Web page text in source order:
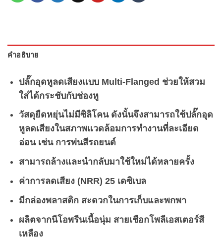
คำอธิบาย
ปลั๊กอุดหูลดเสียงแบบ Multi-Flanged ช่วยให้สวม
ใส่ได้กระชับกับช่องหู
วัสดุยืดหยุ่นไม่มีซิลิโคน ดังนั้นจึงสามารถใช้ปลั๊กอุด
หูลดเสียงในสภาพแวดล้อมการทำงานที่ละเอียด
อ่อน เช่น การพ่นสีรถยนต์
สามารถล้างและนำกลับมาใช้ใหม่ได้หลายครั้ง
ค่าการลดเสียง (NRR) 25 เดซิเบล
มีกล่องพลาสติก สะดวกในการเก็บและพกพา
ผลิตจากนีโอพรีนเนื้อนุ่ม สายเชือกโพลีเอสเตอร์สี
เหลือง